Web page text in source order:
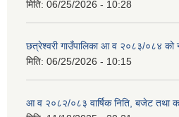
मिति: 06/25/2026 - 10:28
छत्रेश्वरी गाउँपालिका आ व २०८३/०८४ को
मिति: 06/25/2026 - 10:15
आ व २०८२/०८३ वार्षिक निति, बजेट तथा